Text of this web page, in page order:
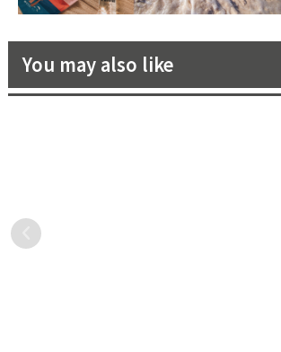
You may also like
摩登媽咪隋棠露美背精彩演譯
揭密挑婚